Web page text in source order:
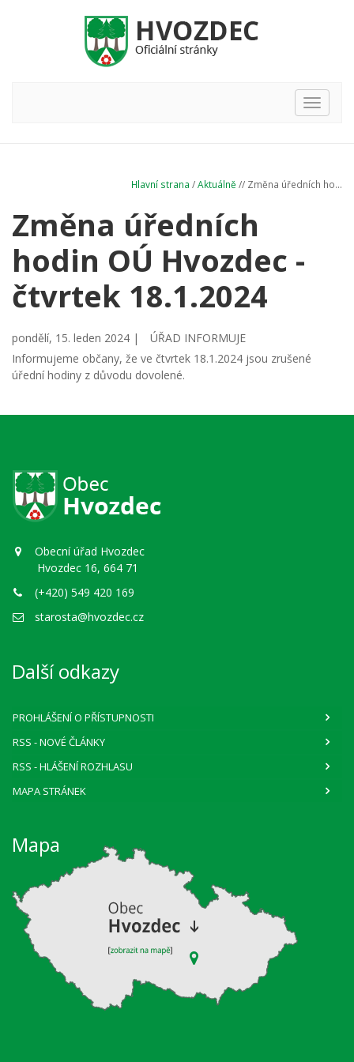
Hlavní
nabídka
Hlavní strana /Aktuálně // Změna úředních ho...
Změna úředních
hodin OÚ Hvozdec -
čtvrtek 18.1.2024
pondělí, 15. leden 2024 |
ÚŘAD INFORMUJE
Informujeme občany, že ve čtvrtek 18.1.2024 jsou zrušené
úřední hodiny z důvodu dovolené.
Obecní úřad Hvozdec
Hvozdec 16, 664 71
(+420) 549 420 169
starosta@hvozdec.cz
Další odkazy
PROHLÁŠENÍ O PŘÍSTUPNOSTI
RSS - NOVÉ ČLÁNKY
RSS - HLÁŠENÍ ROZHLASU
MAPA STRÁNEK
Mapa